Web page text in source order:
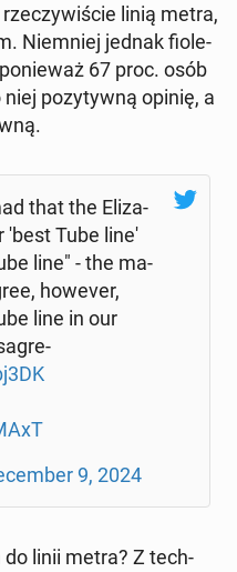
linią metra,
Nie­mniej jednak fio­le­
67 proc. osób
po­zy­tyw­ną opinię, a
that the Eli­za­
'best Tube line'
line" - the ma­
however,
line in our
9, 2024
do linii metra? Z tech­